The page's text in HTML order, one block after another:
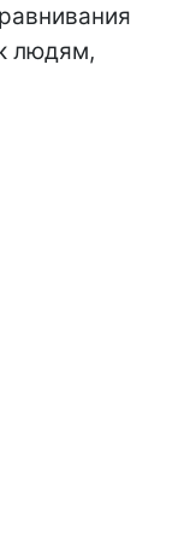
людям,